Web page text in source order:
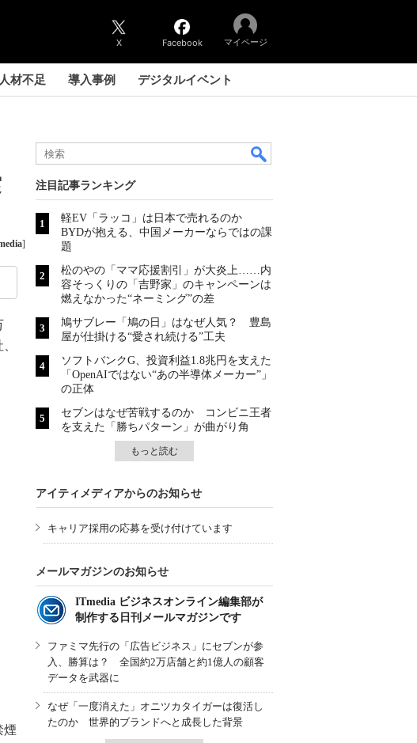
X Facebook マイページ
人材不足 導入事例 デジタルイベント
]
煙
注目記事ランキング
軽EV「ラッコ」は日本で売れるのか
BYDが抱える、中国メーカーならではの課
題
松のやの「ママ応援割引」が大炎上……内
容そっくりの「吉野家」のキャンペーンは
燃えなかった“ネーミング”の差
鳩サブレー「鳩の日」はなぜ人気？ 豊島
屋が仕掛ける“愛され続ける”工夫
ソフトバンクG、投資利益1.8兆円を支えた
「OpenAIではない“あの半導体メーカー”」
の正体
セブンはなぜ苦戦するのか コンビニ王者
を支えた「勝ちパターン」が曲がり角
もっと読む
アイティメディアからのお知らせ
キャリア採用の応募を受け付けています
メールマガジンのお知らせ
ITmedia ビジネスオンライン編集部が
制作する日刊メールマガジンです
ファミマ先行の「広告ビジネス」にセブンが参
入、勝算は？ 全国約2万店舗と約1億人の顧客
データを武器に
なぜ「一度消えた」オニツカタイガーは復活し
たのか 世界的ブランドへと成長した背景